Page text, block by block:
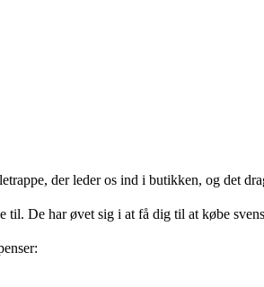
der leder os ind i butikken, og det
De har øvet sig i at få dig til at købe